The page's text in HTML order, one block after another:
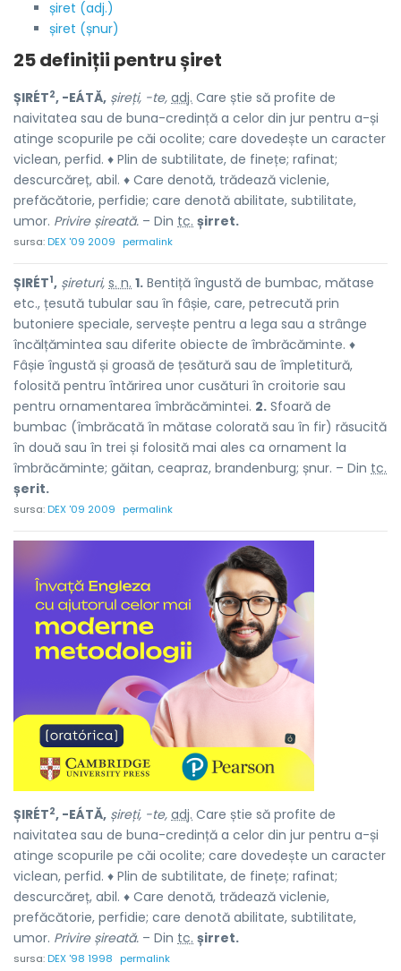
șiret (adj.)
șiret (șnur)
25 definiții pentrușiret
ȘIRÉT2, -EÁTĂ, șireți, -te, adj. Care știe să profite de
naivitatea sau de buna-credință a celor din jur pentru a-și
atinge scopurile pe căi ocolite; care dovedește un caracter
viclean, perfid. ♦ Plin de subtilitate, de finețe; rafinat;
descurcăreț, abil. ♦ Care denotă, trădează viclenie,
prefăcătorie, perfidie; care denotă abilitate, subtilitate,
umor. Privire șireată. – Din tc. șirret.
sursa:DEX '09 2009 permalink
ȘIRÉT1, șireturi, s. n. 1. Bentiță îngustă de bumbac, mătase
etc., țesută tubular sau în fâșie, care, petrecută prin
butoniere speciale, servește pentru a lega sau a strânge
încălțămintea sau diferite obiecte de îmbrăcăminte. ♦
Fâșie îngustă și groasă de țesătură sau de împletitură,
folosită pentru întărirea unor cusături în croitorie sau
pentru ornamentarea îmbrăcămintei. 2. Sfoară de
bumbac (îmbrăcată în mătase colorată sau în fir) răsucită
în două sau în trei și folosită mai ales ca ornament la
îmbrăcăminte; găitan, ceapraz, brandenburg; șnur. – Din tc.
șerit.
sursa:DEX '09 2009 permalink
ȘIRÉT2, -EÁTĂ, șireți, -te, adj. Care știe să profite de
naivitatea sau de buna-credință a celor din jur pentru a-și
atinge scopurile pe căi ocolite; care dovedește un caracter
viclean, perfid. ♦ Plin de subtilitate, de finețe; rafinat;
descurcăreț, abil. ♦ Care denotă, trădează viclenie,
prefăcătorie, perfidie; care denotă abilitate, subtilitate,
umor. Privire șireată. – Din tc. șirret.
sursa:DEX '98 1998 permalink